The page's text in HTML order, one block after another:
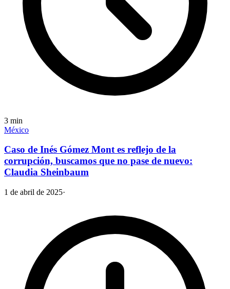
3 min
México
Caso de Inés Gómez Mont es reflejo de la
corrupción, buscamos que no pase de nuevo:
Claudia Sheinbaum
1 de abril de 2025·